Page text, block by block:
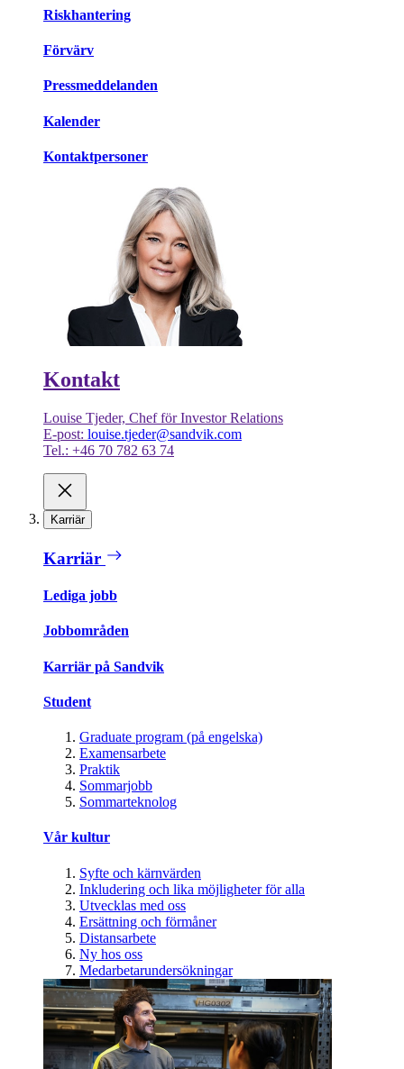
Riskhantering
Förvärv
Pressmeddelanden
Kalender
Kontaktpersoner
Kontakt
Louise Tjeder, Chef för Investor Relations
E-post: louise.tjeder@sandvik.com
Tel.: +46 70 782 63 74
Karriär
Karriär
Lediga jobb
Jobbområden
Karriär på Sandvik
Student
Graduate program (på engelska)
Examensarbete
Praktik
Sommarjobb
Sommarteknolog
Vår kultur
Syfte och kärnvärden
Inkludering och lika möjligheter för alla
Utvecklas med oss
Ersättning och förmåner
Distansarbete
Ny hos oss
Medarbetarundersökningar